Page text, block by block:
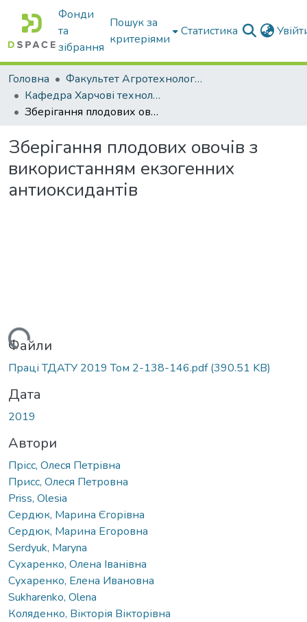
Фонди
та
зібрання
Пошук за
критеріями
Статистика
Головна
Факультет Агротехнологій та екології
Кафедра Харчові технологіі та готельно-ресторанна справа
Зберігання плодових овочів з використанням екзогенних антиоксидантів
Зберігання плодових овочів з
використанням екзогенних
антиоксидантів
Файли
Праці ТДАТУ 2019 Том 2-138-146.pdf(390.51 KB)
Дата
2019
Автори
Прісс, Олеся Петрівна
Присс, Олеся Петровна
Priss, Olesia
Сердюк, Марина Єгорівна
Сердюк, Марина Егоровна
Serdyuk, Maryna
Сухаренко, Олена Іванівна
Сухаренко, Елена Ивановна
Sukharenko, Olena
Коляденко, Вікторія Вікторівна